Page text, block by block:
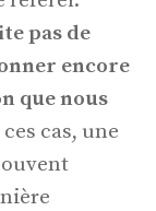
pas de
encore
que nous
cas, une